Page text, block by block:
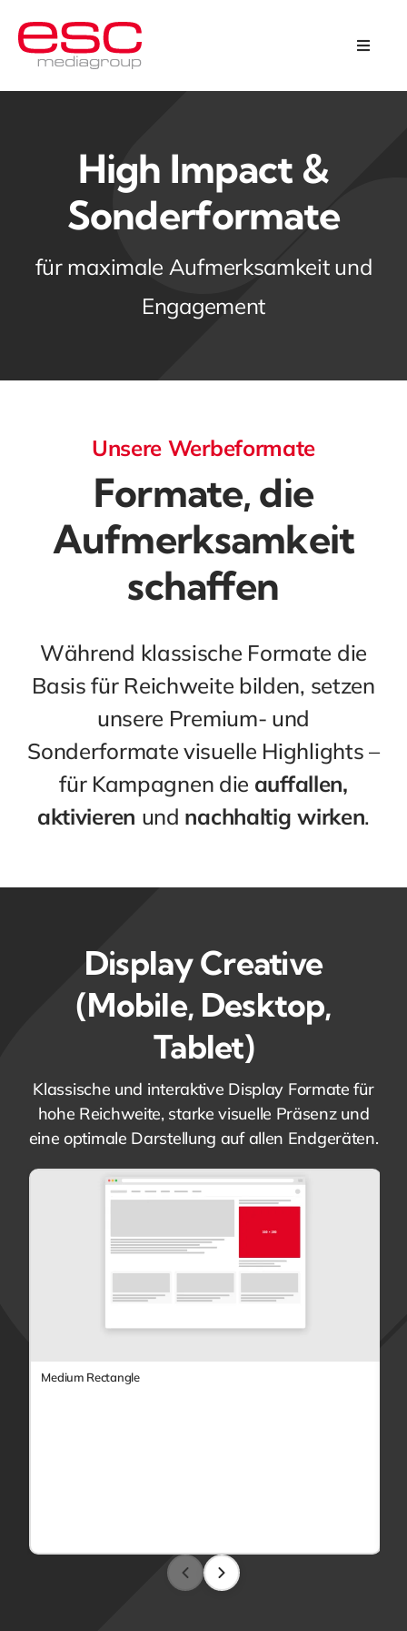
Toggle
Programmatic Omnichannel
Kreation & Design
Über uns
Karriere
High Impact &
Sonderformate
für maximale Aufmerksamkeit und
Engagement
Unsere Werbeformate
Formate, die
Aufmerksamkeit
schaffen
Während klassische Formate die
Basis für Reichweite bilden, setzen
unsere Premium- und
Sonderformate visuelle Highlights –
für Kampagnen die auffallen,
aktivieren und nachhaltig wirken.
Display Creative
(Mobile, Desktop,
Tablet)
Klassische und interaktive Display Formate für
hohe Reichweite, starke visuelle Präsenz und
eine optimale Darstellung auf allen Endgeräten.
Medium Rectangle